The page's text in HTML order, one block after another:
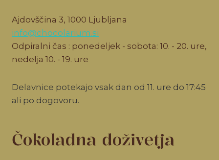
Ajdovščina 3, 1000 Ljubljana
info@chocolarium.si
Odpiralni čas : ponedeljek - sobota: 10. - 20. ure,
nedelja 10. - 19. ure
Delavnice potekajo vsak dan od 11. ure do 17:45
ali po dogovoru.
Čokoladna doživetja